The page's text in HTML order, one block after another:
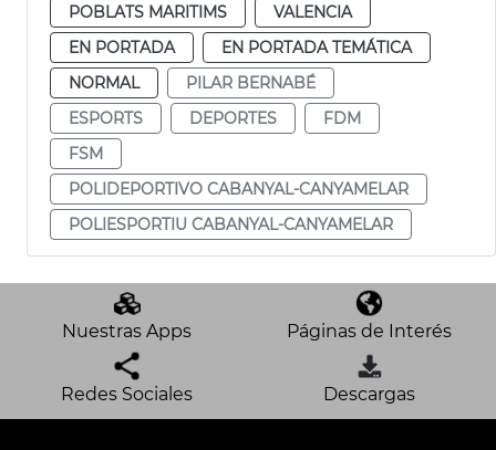
POBLATS MARITIMS
VALENCIA
EN PORTADA
EN PORTADA TEMÁTICA
NORMAL
PILAR BERNABÉ
ESPORTS
DEPORTES
FDM
FSM
POLIDEPORTIVO CABANYAL-CANYAMELAR
POLIESPORTIU CABANYAL-CANYAMELAR
Nuestras Apps Páginas de Interés
Redes Sociales Descargas